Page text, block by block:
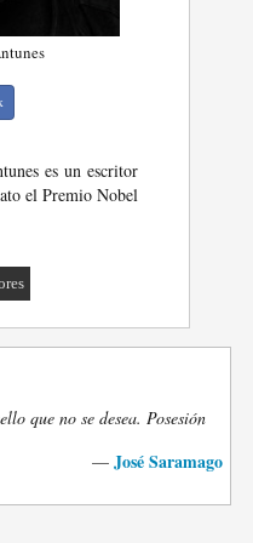
es un escritor
el Premio Nobel
que no se desea. Posesión
— José Saramago